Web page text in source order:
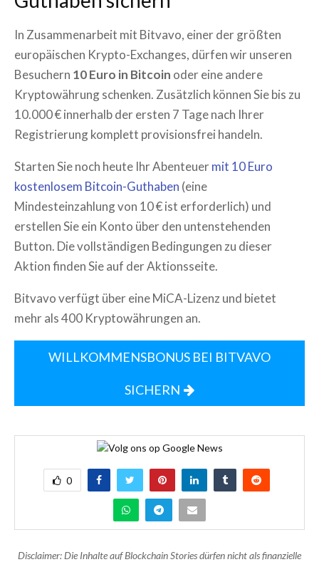
In Zusammenarbeit mit Bitvavo, einer der größten
europäischen Krypto-Exchanges, dürfen wir unseren
Besuchern 10 Euro in Bitcoin oder eine andere
Kryptowährung schenken. Zusätzlich können Sie bis zu
10.000 € innerhalb der ersten 7 Tage nach Ihrer
Registrierung komplett provisionsfrei handeln.
Starten Sie noch heute Ihr Abenteuermit 10 Euro
kostenlosem Bitcoin-Guthaben (eine
Mindesteinzahlung von 10 € ist erforderlich) und
erstellen Sie ein Konto über den untenstehenden
Button. Die vollständigen Bedingungen zu dieser
Aktion finden Sie auf der Aktionsseite.
Bitvavo verfügt über eine MiCA-Lizenz und bietet
mehr als 400 Kryptowährungen an.
WILLKOMMENSBONUS BEI BITVAVO
SICHERN
0
Disclaimer: Die Inhalte auf Blockchain Stories dürfen nicht als finanzielle